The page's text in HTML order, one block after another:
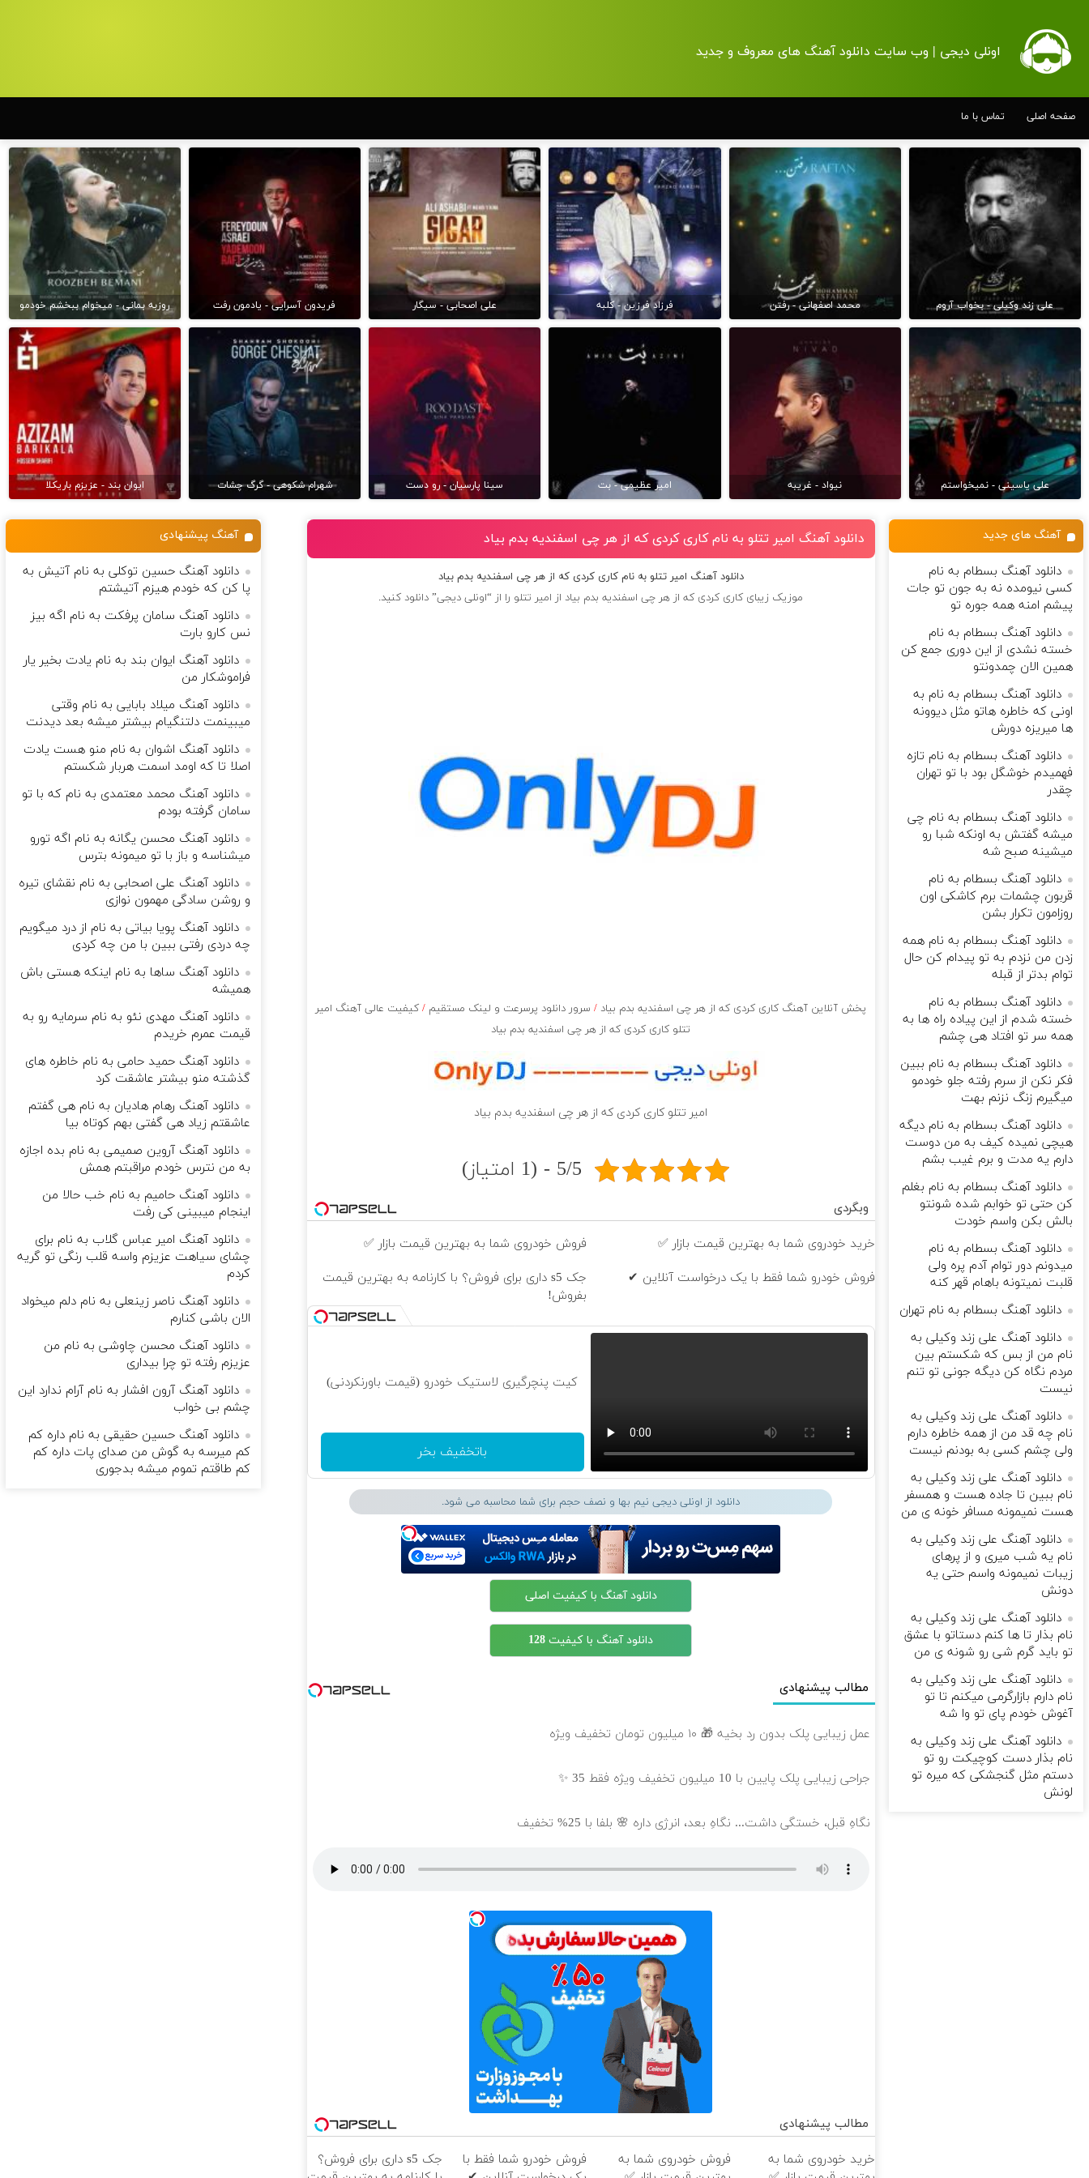
اونلی دیجی | وب سایت دانلود آهنگ های معروف و جدید
صفحه اصلی تماس با ما
علی زند وکیلی - بخواب آروم محمد اصفهانی - رفتن فرزاد فرزین - کلبه علی اصحابی - سیگار فریدون آسرایی - یادمون رفت روزبه بمانی - میخوام ببخشم خودمو
علی یاسینی - نمیخواستم نیواد - غریبه امیر عظیمی - بت سینا پارسیان - رو دست شهرام شکوهی - گرگ چشات ایوان بند - عزیزم باریکلا
دانلود آهنگ امیر تتلو به نام کاری کردی که از هر چی اسفندیه بدم بیاد
دانلود آهنگ امیر تتلو به نام کاری کردی که از هر چی اسفندیه بدم بیاد
موزیک زیبای کاری کردی که از هر چی اسفندیه بدم بیاد از امیر تتلو را از “اونلی دیجی” دانلود کنید.
پخش آنلاین آهنگ کاری کردی که از هر چی اسفندیه بدم بیاد /سرور دانلود پرسرعت و لینک مستقیم /کیفیت عالی آهنگ امیر
تتلو کاری کردی که از هر چی اسفندیه بدم بیاد
امیر تتلو کاری کردی که از هر چی اسفندیه بدم بیاد
5/5 - (1 امتیاز)
وبگردی
خرید خودروی شما به بهترین قیمت بازار ✅
فروش خودروی شما به بهترین قیمت بازار ✅
فروش خودرو شما فقط با یک درخواست آنلاین ✔
جک s5 داری برای فروش؟ با کارنامه به بهترین قیمت
بفروش!
کیت پنچرگیری لاستیک خودرو (قیمت باورنکردنی)
باتخفیف بخر
دانلود از اونلی دیجی نیم بها و نصف حجم برای شما محاسبه می شود.
دانلود آهنگ با کیفیت اصلی
دانلود آهنگ با کیفیت 128
مطالب پیشنهادی
عمل زیبایی پلک بدون رد بخیه 🎁 ۱۰ میلیون تومان تخفیف ویژه
جراحی زیبایی پلک پایین با 10 میلیون تخفیف ویژه فقط 35 ✨
نگاهِ قبل، خستگی داشت... نگاهِ بعد، انرژی داره 🌸 بلفا با 25% تخفیف
مطالب پیشنهادی
خرید خودروی شما به
فروش خودروی شما به
فروش خودرو شما فقط با
جک s5 داری برای فروش؟
آهنگ های جدید
دانلود آهنگ بسطام به نام
کسی نیومده نه به جون تو جات
پیشم امنه همه جوره تو
دانلود آهنگ بسطام به نام
خسته نشدی از این دوری جمع کن
همین الان چمدونتو
دانلود آهنگ بسطام به نام به
اونی که خاطره هاتو مثل دیوونه
ها میریزه دورش
دانلود آهنگ بسطام به نام تازه
فهمیدم خوشگل بود با تو تهران
چقدر
دانلود آهنگ بسطام به نام چی
میشه گفتش به اونکه شبا رو
میشینه صبح شه
دانلود آهنگ بسطام به نام
قربون چشمات برم کاشکی اون
روزامون تکرار بشن
دانلود آهنگ بسطام به نام همه
زدن من نزدم به تو پیدام کن حال
توام بدتر از قبله
دانلود آهنگ بسطام به نام
خسته شدم از این پیاده راه ها به
همه سر تو افتاد هی چشم
دانلود آهنگ بسطام به نام ببین
فکر نکن از سرم رفته جلو خودمو
میگیرم زنگ نزنم بهت
دانلود آهنگ بسطام به نام دیگه
هیچی نمیده کیف به من دوست
دارم یه مدت و برم غیب بشم
دانلود آهنگ بسطام به نام بغلم
کن حتی تو خوابم شده شونتو
بالش بکن واسم خودت
دانلود آهنگ بسطام به نام
میدونم دور توام آدم پره ولی
قلبت نمیتونه باهام قهر کنه
دانلود آهنگ بسطام به نام تهران
دانلود آهنگ علی زند وکیلی به
نام من از بس كه شكستم بین
مردم نگاه كن دیگه جونى تو تنم
نیست
دانلود آهنگ علی زند وکیلی به
نام چه قد من از همه خاطره دارم
ولی چشم كسی به بودنم نیست
دانلود آهنگ علی زند وکیلی به
نام ببین تا جاده هست و همسفر
هست نمیمونه مسافر خونه ی من
دانلود آهنگ علی زند وکیلی به
نام یه شب میرى و از پرهای
زيبات نمیمونه واسم حتی یه
دونش
دانلود آهنگ علی زند وکیلی به
نام بذار تا ها كنم دستاتو با عشق
تو باید گرم شی رو شونه ى من
دانلود آهنگ علی زند وکیلی به
نام دارم بازارگرمی میكنم تا تو
آغوش خودم پای تو وا شه
دانلود آهنگ علی زند وکیلی به
نام بذار دست كوچیكت رو تو
دستم مثل گنجشكی كه میره تو
لونش
آهنگ پیشنهادی
دانلود آهنگ حسین توکلی به نام آتیش به
پا کن که خودم هیزم آتیشتم
دانلود آهنگ سامان پرفکت به نام اگه بیز
نس کارو بارت
دانلود آهنگ ایوان بند به نام یادت بخیر یار
فراموشکار من
دانلود آهنگ میلاد بابایی به نام وقتی
میبینمت دلتنگیام بیشتر میشه بعد دیدنت
دانلود آهنگ اشوان به نام منو هست یادت
اصلا تا که اومد اسمت هربار شکستم
دانلود آهنگ محمد معتمدی به نام که با تو
سامان گرفته بودم
دانلود آهنگ محسن یگانه به نام اگه تورو
میشناسه و باز با تو میمونه بترس
دانلود آهنگ علی اصحابی به نام نقشای تیره
و روشن سادگی مهمون نوازی
دانلود آهنگ پویا بیاتی به نام از درد میگویم
چه دردی رفتی ببین با من چه کردی
دانلود آهنگ ساها به نام اینکه هستی باش
همیشه
دانلود آهنگ مهدی نئو به نام سرمایه رو به
قیمت عمرم خریدم
دانلود آهنگ حمید حامی به نام خاطره های
گذشته منو بیشتر عاشقت کرد
دانلود آهنگ رهام هادیان به نام هی گفتم
عاشقتم زیاد هی گفتی بهم کوتاه بیا
دانلود آهنگ آروین صمیمی به نام بده اجازه
به من نترس خودم مراقبتم همش
دانلود آهنگ حامیم به نام خب حالا من
اینجام میبینی کی رفت
دانلود آهنگ امیر عباس گلاب به نام برای
چشای سیاهت عزیزم واسه قلب رنگی تو گریه
کردم
دانلود آهنگ ناصر زینعلی به نام دلم میخواد
الان باشی کنارم
دانلود آهنگ محسن چاوشی به نام من
عزیزم رفته تو چرا بیداری
دانلود آهنگ آرون افشار به نام آرام ندارد این
چشم بی خواب
دانلود آهنگ حسین حقیقی به نام داره کم
کم میرسه به گوش من صدای پات داره کم
کم طاقتم تموم میشه بدجوری